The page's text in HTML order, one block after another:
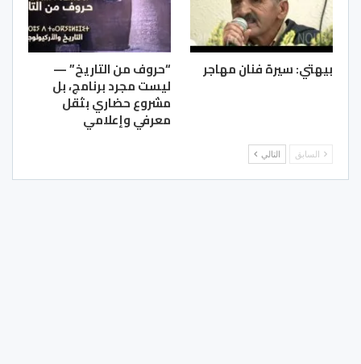
بيهتي: سيرة فنان مهاجر “حروف من التاريخ” —
ليست مجرد برنامج، بل
مشروع حضاري بثقل
معرفي وإعلامي
السابق التالي